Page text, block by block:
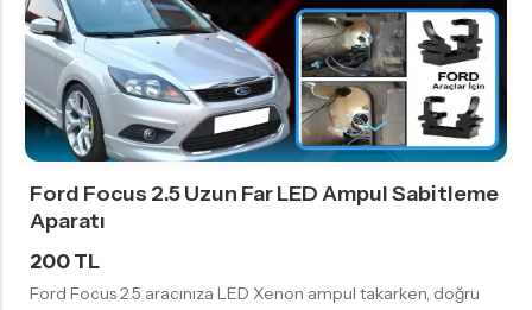
Ford Focus 2.5 Uzun Far LED Ampul Sabitleme
Aparatı
200 TL
Ford Focus 2.5 aracınıza LED Xenon ampul takarken, doğru